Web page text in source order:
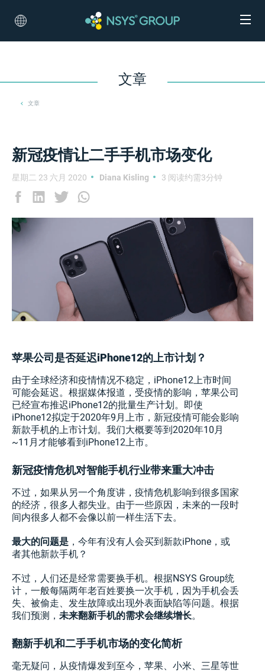
文章
文章
新冠疫情让二手手机市场变化
星期二 23 六月 2020 Diana Kisling 3 阅读约需3分钟
苹果公司是否延迟iPhone12的上市计划？
由于全球经济和疫情情况不稳定，iPhone12上市时间
可能会延迟。根据媒体报道，受疫情的影响，苹果公司
已经宣布推迟iPhone12的批量生产计划。即使
iPhone12拟定于2020年9月上市，新冠疫情可能会影响
新款手机的上市计划。我们大概要等到2020年10月
~11月才能够看到iPhone12上市。
新冠疫情危机对智能手机行业带来重大冲击
不过，如果从另一个角度讲，疫情危机影响到很多国家
的经济，很多人都失业。由于一些原因，未来的一段时
间内很多人都不会像以前一样生活下去。
最大的问题是 ，今年有没有人会买到新款iPhone，或
者其他新款手机？
不过，人们还是经常需要换手机。根据NSYS Group统
计，一般每隔两年老百姓要换一次手机，因为手机会丢
失、被偷走、发生故障或出现外表面缺陷等问题。根据
我们预测， 未来翻新手机的需求会继续增长。
翻新手机和二手手机市场的变化简析
毫无疑问，从疫情爆发到至今，苹果、小米、三星等世